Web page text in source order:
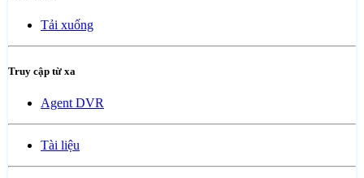
Tải xuống
Truy cập từ xa
Agent DVR
Tài liệu